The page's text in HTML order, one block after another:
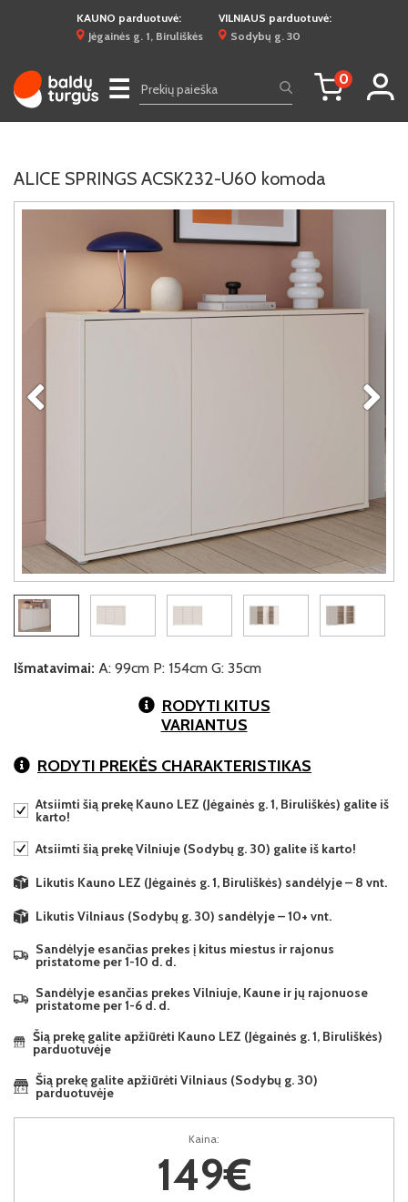
KAUNO parduotuvė:
Jėgainės g. 1, Biruliškės
VILNIAUS parduotuvė:
Sodybų g. 30
☰ 0
ALICE SPRINGS ACSK232-U60 komoda
Išmatavimai: A: 99cm P: 154cm G: 35cm
RODYTI KITUS
VARIANTUS
RODYTI PREKĖS CHARAKTERISTIKAS
Atsiimti šią prekę Kauno LEZ (Jėgainės g. 1, Biruliškės) galite iš
karto!
Atsiimti šią prekę Vilniuje (Sodybų g. 30) galite iš karto!
Likutis Kauno LEZ (Jėgainės g. 1, Biruliškės) sandėlyje – 8 vnt.
Likutis Vilniaus (Sodybų g. 30) sandėlyje – 10+ vnt.
Sandėlyje esančias prekes į kitus miestus ir rajonus
pristatome per 1-10 d. d.
Sandėlyje esančias prekes Vilniuje, Kaune ir jų rajonuose
pristatome per 1-6 d. d.
Šią prekę galite apžiūrėti Kauno LEZ (Jėgainės g. 1, Biruliškės)
parduotuvėje
Šią prekę galite apžiūrėti Vilniaus (Sodybų g. 30)
parduotuvėje
Kaina:
149€